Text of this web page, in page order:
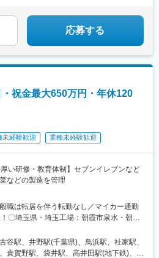
駅、富田駅(大阪府)、玉造駅、平野駅(地
駅、塚本駅、鶴橋駅、横堤駅、出戸駅、天
牧野駅(大阪府)、松ノ浜駅、三国駅(大阪
、鶴見緑地駅、八戸ノ里駅、八尾駅、八尾
府)、樟葉駅、撮影所前駅、桂駅、上桂
、本笠寺駅、春日井駅(中央本線)、上前津
須ケ口駅、志賀本通駅、砂田橋駅、浅間
本陣駅、前後駅、中京競馬場前駅、妙音
ヤドーム前矢田駅、瑞穂運動場東駅、六
幡駅、大津京駅、堅田駅、唐崎駅、河瀬
駅、比叡山坂本駅、瀬田駅(滋賀県)、彦
、野洲駅、栗東駅、いよ立花駅、福音寺
れも月給のほか賞与年2回＋各種手当※関
円の地域手当を支給します。※月給額は
情などを考慮し決定。※上記月給にはいず
験者は月3万円、経験者は月7万円）が含
はみなし残業代月20時間分として支給
ャンスも
応募する
祝金最大650万円・年休120
未経験歓迎 業種未経験歓迎
厚い研修・教育体制】セブンイレブンなど
などの製造を管理
職は転居を伴う転勤なし／マイカー通勤
〇埼玉県・埼玉工場：朝霞市泉水・朝霞
玉麺工場：川越市芳野台〇千葉県・千葉
神奈川県・横浜工場：横浜市金沢区・神
福島県・福島工場：郡山市安積〇宮城
谷駅、井野駅(千葉県)、鳥浜駅、社家駅、
倉賀野駅、袋井駅、高井田駅(地下鉄)、ケ